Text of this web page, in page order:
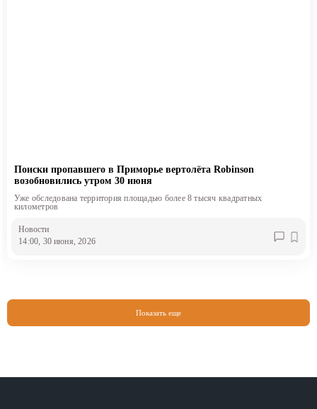
Поиски пропавшего в Приморье вертолёта Robinson
возобновились утром 30 июня
Уже обследована территория площадью более 8 тысяч квадратных
километров
Новости
14:00, 30 июня, 2026
Показать еще